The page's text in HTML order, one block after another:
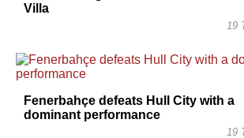
Villa
19
Fenerbahçe defeats Hull City with a
dominant performance
19